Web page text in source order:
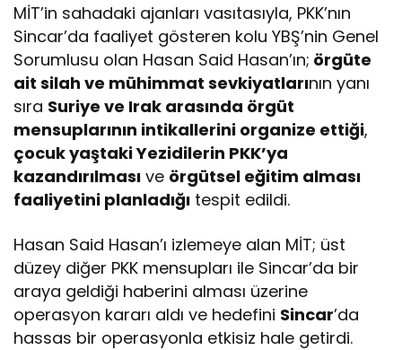
MİT’in sahadaki ajanları vasıtasıyla, PKK’nın
Sincar’da faaliyet gösteren kolu YBŞ’nin Genel
Sorumlusu olan Hasan Said Hasan’ın; örgüte
ait silah ve mühimmat sevkiyatlarının yanı
sıra Suriye ve Irak arasında örgüt
mensuplarının intikallerini organize ettiği,
çocuk yaştaki Yezidilerin PKK’ya
kazandırılması ve örgütsel eğitim alması
faaliyetini planladığı tespit edildi.
Hasan Said Hasan’ı izlemeye alan MİT; üst
düzey diğer PKK mensupları ile Sincar’da bir
araya geldiği haberini alması üzerine
operasyon kararı aldı ve hedefini Sincar’da
hassas bir operasyonla etkisiz hale getirdi.